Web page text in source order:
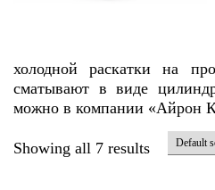
холодной раскатки на
сматывают в виде
можно в компании «Айрон
Showing all 7 results